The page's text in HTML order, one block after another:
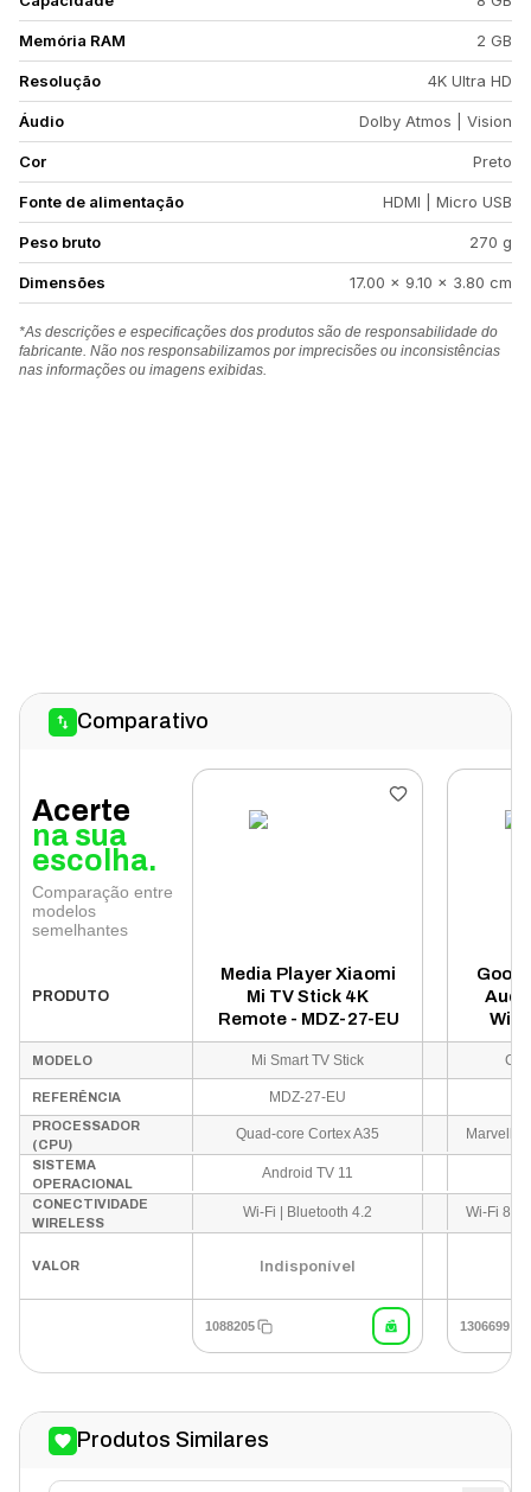
Memória RAM 2 GB
Resolução 4K Ultra HD
Áudio Dolby Atmos | Vision
Cor Preto
Fonte de alimentação HDMI | Micro USB
Peso bruto 270 g
Dimensões 17.00 x 9.10 x 3.80 cm
*As descrições e especificações dos produtos são de responsabilidade do
fabricante. Não nos responsabilizamos por imprecisões ou inconsistências
nas informações ou imagens exibidas.
Comparativo
Acerte
na sua
escolha.
Comparação entre
modelos
semelhantes
PRODUTO
Media Player Xiaomi
Mi TV Stick 4K
Remote - MDZ-27-EU
WiFi
MODELO Mi Smart TV Stick
REFERÊNCIA MDZ-27-EU
PROCESSADOR
(CPU)
Quad-core Cortex A35
SISTEMA
OPERACIONAL
Android TV 11
CONECTIVIDADE
WIRELESS
Wi-Fi | Bluetooth 4.2
VALOR Indisponível
1088205 1306699
Produtos Similares